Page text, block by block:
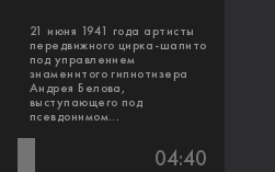
21 июня 1941 года артисты
передвижного цирка-шапито
под управлением
знаменитого гипнотизера
Андрея Белова,
выступающего под
псевдонимом...
04:40